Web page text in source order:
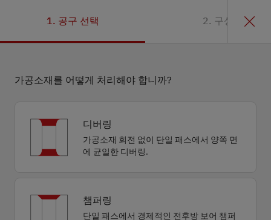
1. 공구 선택 2. 구성
가공소재를 어떻게 처리해야 합니까?
디버링
가공소재 회전 없이 단일 패스에서 양쪽 면
에 균일한 디버링.
챔퍼링
단일 패스에서 경제적인 전후방 보어 챔퍼